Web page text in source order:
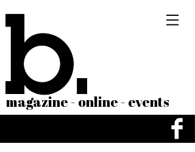
magazine - online - events